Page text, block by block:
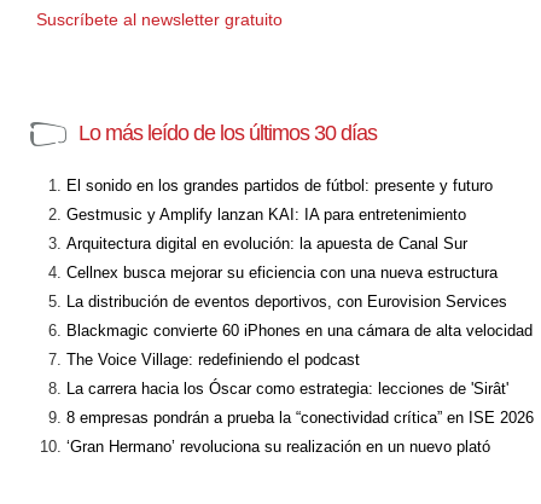
Suscríbete al newsletter gratuito
Lo más leído de los últimos 30 días
El sonido en los grandes partidos de fútbol: presente y futuro
Gestmusic y Amplify lanzan KAI: IA para entretenimiento
Arquitectura digital en evolución: la apuesta de Canal Sur
Cellnex busca mejorar su eficiencia con una nueva estructura
La distribución de eventos deportivos, con Eurovision Services
Blackmagic convierte 60 iPhones en una cámara de alta velocidad
The Voice Village: redefiniendo el podcast
La carrera hacia los Óscar como estrategia: lecciones de 'Sirât'
8 empresas pondrán a prueba la “conectividad crítica” en ISE 2026
‘Gran Hermano’ revoluciona su realización en un nuevo plató